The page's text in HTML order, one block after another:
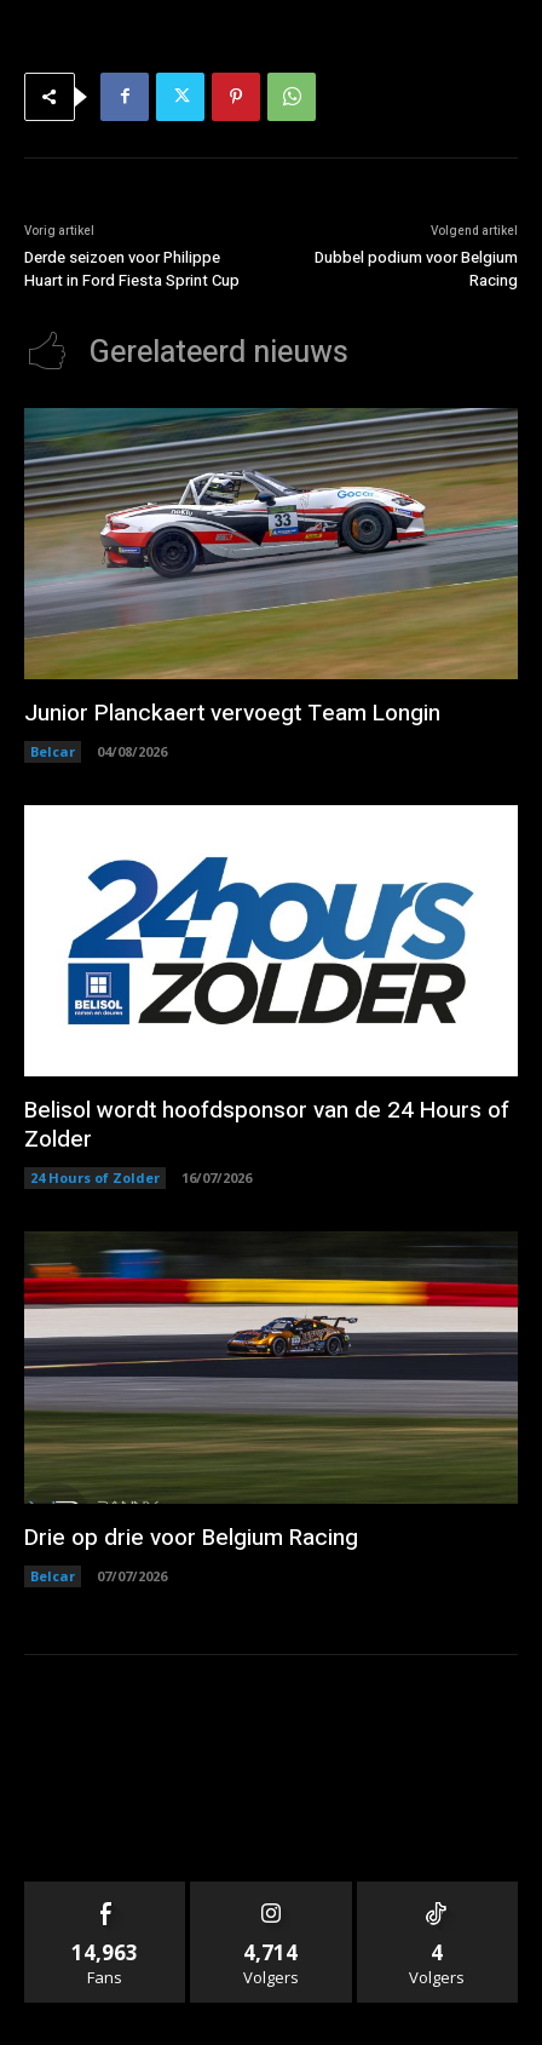
Vorig artikel
Derde seizoen voor Philippe
Huart in Ford Fiesta Sprint Cup
Volgend artikel
Dubbel podium voor Belgium
Racing
Gerelateerd nieuws
Junior Planckaert vervoegt Team Longin
Belcar 04/08/2026
Belisol wordt hoofdsponsor van de 24 Hours of
Zolder
24 Hours of Zolder 16/07/2026
Drie op drie voor Belgium Racing
Belcar 07/07/2026
14,963
Fans
4,714
Volgers
4
Volgers